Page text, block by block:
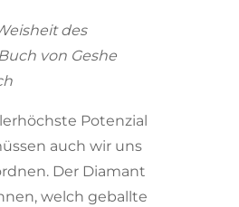
des
von Geshe
Potenzial
auch wir uns
Der Diamant
welch geballte